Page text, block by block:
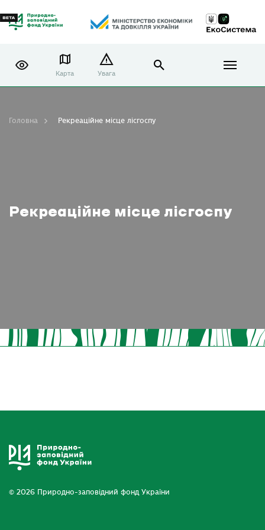
Карта Увага
Рекреаційне місце лісгоспу
Головна Рекреаційне місце лісгоспу
© 2026 Природно-заповідний фонд України